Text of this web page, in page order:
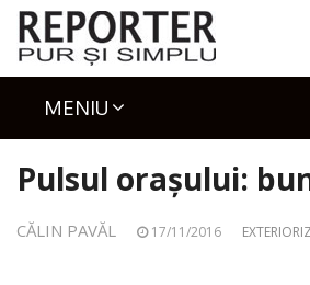
Skip
content
MENIU
Pulsul orașului:
CĂLIN PAVĂL 17/11/2016